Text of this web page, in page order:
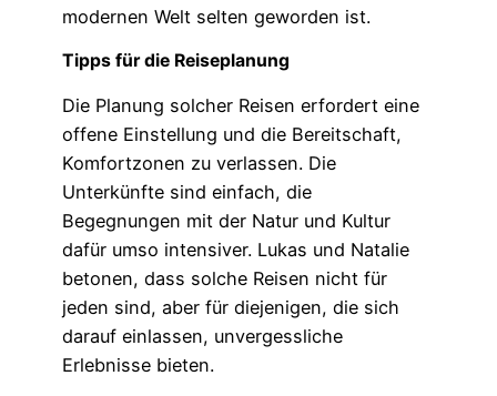
modernen Welt selten geworden ist.
Tipps für die Reiseplanung
Die Planung solcher Reisen erfordert eine
offene Einstellung und die Bereitschaft,
Komfortzonen zu verlassen. Die
Unterkünfte sind einfach, die
Begegnungen mit der Natur und Kultur
dafür umso intensiver. Lukas und Natalie
betonen, dass solche Reisen nicht für
jeden sind, aber für diejenigen, die sich
darauf einlassen, unvergessliche
Erlebnisse bieten.